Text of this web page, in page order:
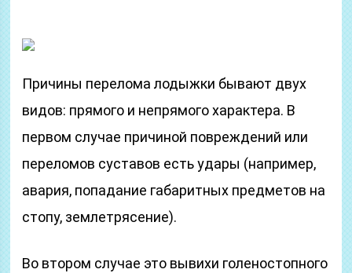
Причины перелома лодыжки бывают двух
видов: прямого и непрямого характера. В
первом случае причиной повреждений или
переломов суставов есть удары (например,
авария, попадание габаритных предметов на
стопу, землетрясение).
Во втором случае это вывихи голеностопного